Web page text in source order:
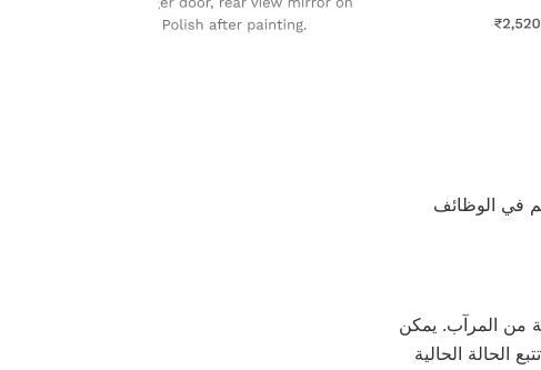
في الوظائف
من المرآب. يمكن
الحالة الحالية